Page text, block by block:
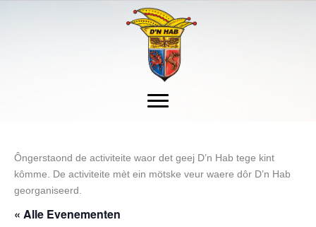
Ôngerstaond de activiteite waor det geej D’n Hab tege kint
kômme. De activiteite mèt ein mötske veur waere dôr D’n Hab
georganiseerd.
« Alle Evenementen